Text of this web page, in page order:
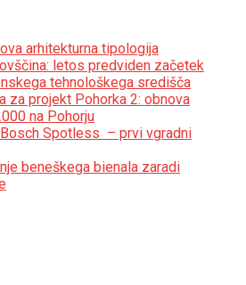
arhitekturna tipologija
letos predviden začetek
tehnološkega središča
za projekt Pohorka 2: obnova
na Pohorju
Spotless – prvi vgradni
beneškega bienala zaradi